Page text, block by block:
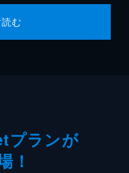
む
プランが
！